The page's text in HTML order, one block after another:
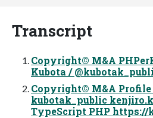
Transcript
Copyright© M&A
Kubota /
Copyright© M&A
kubotak_public
TypeScript PHP https://